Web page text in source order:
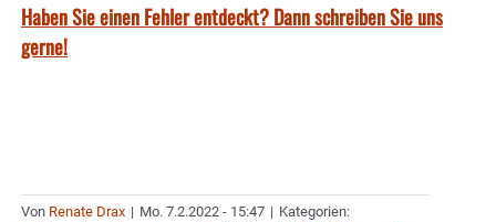
Haben Sie einen Fehler entdeckt? Dann schreiben Sie uns
gerne!
Von Renate Drax | Mo. 7.2.2022 - 15:47 | Kategorien: